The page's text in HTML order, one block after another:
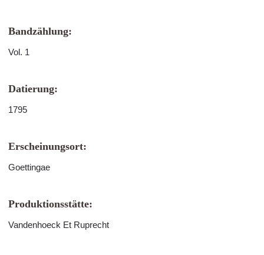
Bandzählung:
Vol. 1
Datierung:
1795
Erscheinungsort:
Goettingae
Produktionsstätte:
Vandenhoeck Et Ruprecht